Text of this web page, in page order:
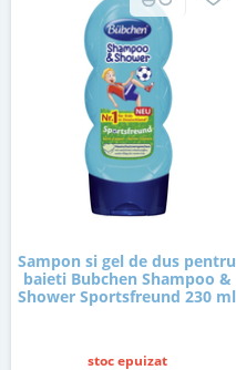
Sampon si gel de dus pentru
baieti Bubchen Shampoo &
Shower Sportsfreund 230 ml
stoc epuizat